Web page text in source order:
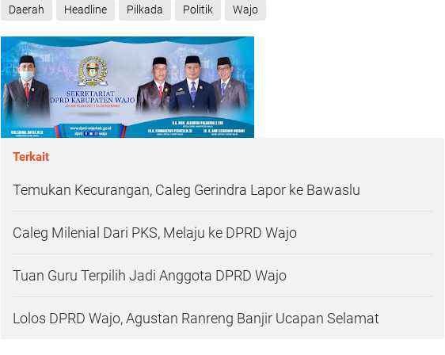
Daerah Headline Pilkada Politik Wajo
Terkait
Temukan Kecurangan, Caleg Gerindra Lapor ke Bawaslu
Caleg Milenial Dari PKS, Melaju ke DPRD Wajo
Tuan Guru Terpilih Jadi Anggota DPRD Wajo
Lolos DPRD Wajo, Agustan Ranreng Banjir Ucapan Selamat